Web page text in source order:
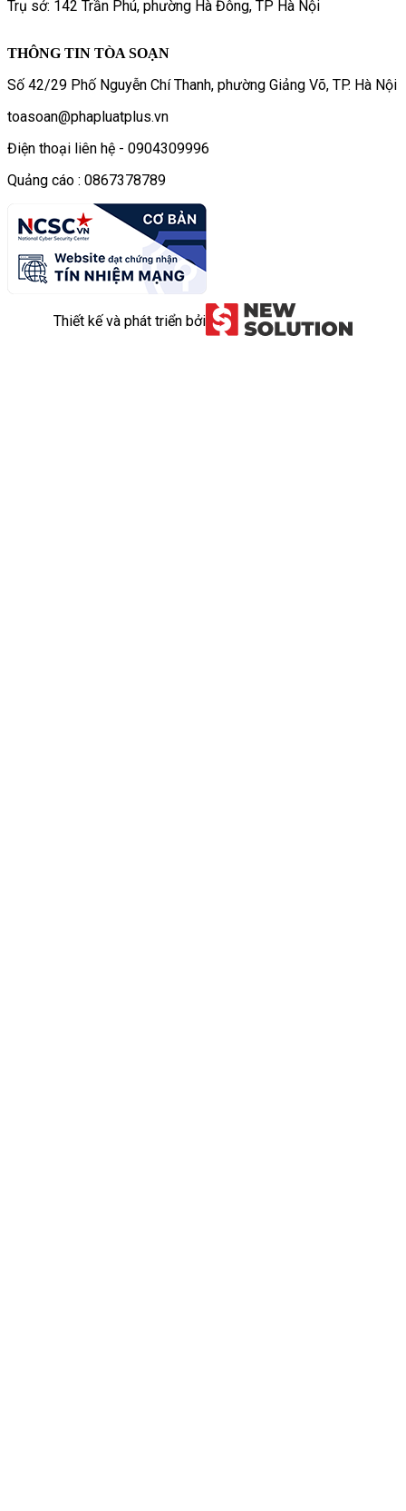
Trụ sở: 142 Trần Phú, phường Hà Đông, TP Hà Nội
THÔNG TIN TÒA SOẠN
Số 42/29 Phố Nguyễn Chí Thanh, phường Giảng Võ, TP. Hà Nội
toasoan@phapluatplus.vn
Điện thoại liên hệ - 0904309996
Quảng cáo : 0867378789
Thiết kế và phát triển bởi